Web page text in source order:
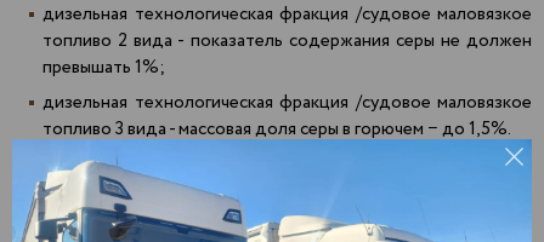
дизельная технологическая фракция /судовое маловязкое
топливо 2 вида - показатель содержания серы не должен
превышать 1%;
дизельная технологическая фракция /судовое маловязкое
топливо 3 вида - массовая доля серы в горючем − до 1,5%.
Доставка печного топлива СМТ оптом
Агрыз
Актаныш
Зеленодольск
Златоуст
Пенза